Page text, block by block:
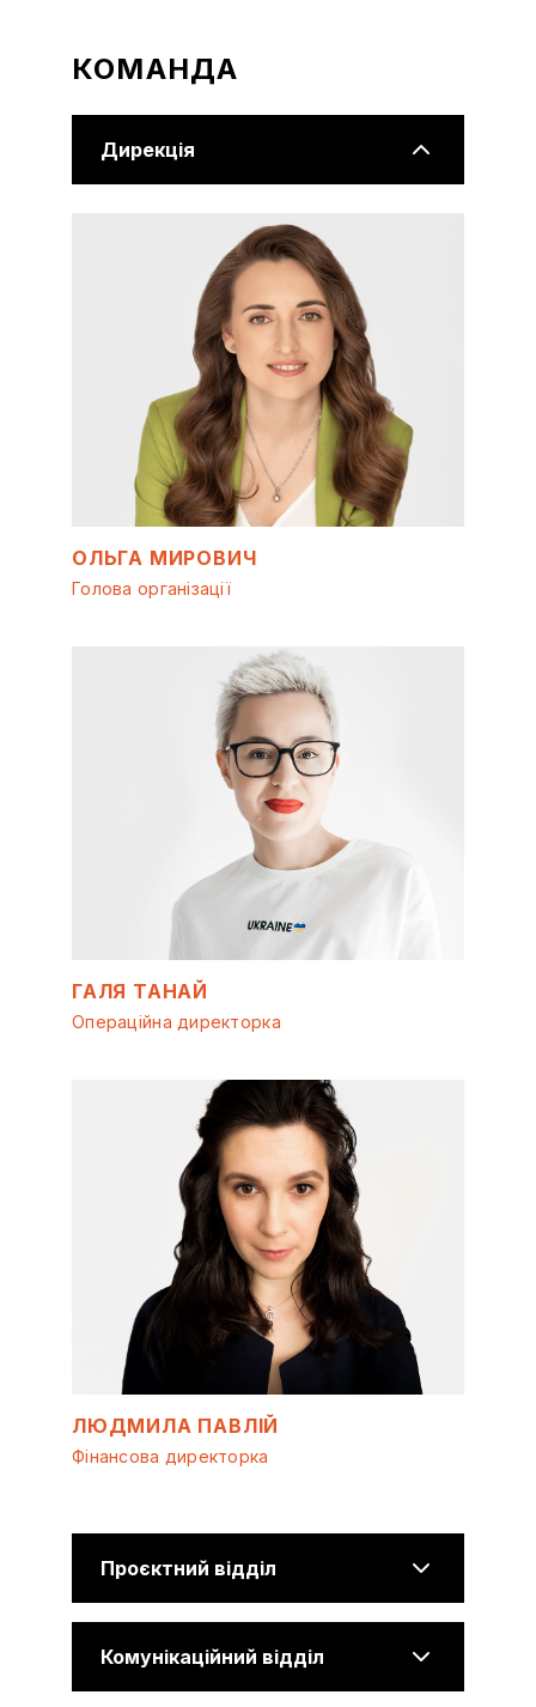
КОМАНДА
Дирекція
ОЛЬГА МИРОВИЧ
Голова організації
ГАЛЯ ТАНАЙ
Операційна директорка
ЛЮДМИЛА ПАВЛІЙ
Фінансова директорка
Проєктний відділ
Комунікаційний відділ